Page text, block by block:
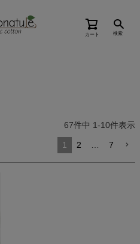
カート 検索
67件中 1-10件表示
1 2 7